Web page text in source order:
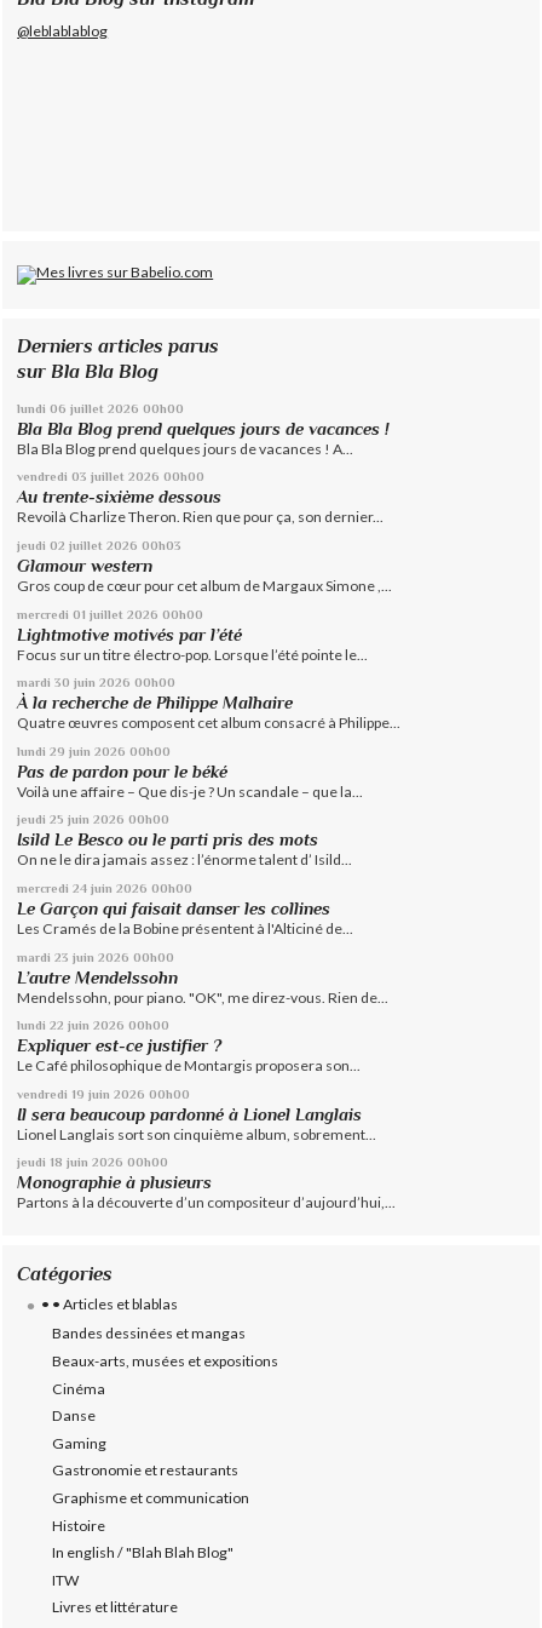
@leblablablog
Derniers articles parus
sur Bla Bla Blog
lundi 06 juillet 2026 00h00
Bla Bla Blog prend quelques jours de vacances !
Bla Bla Blog prend quelques jours de vacances ! A...
vendredi 03 juillet 2026 00h00
Au trente-sixième dessous
Revoilà Charlize Theron. Rien que pour ça, son dernier...
jeudi 02 juillet 2026 00h03
Glamour western
Gros coup de cœur pour cet album de Margaux Simone ,...
mercredi 01 juillet 2026 00h00
Lightmotive motivés par l’été
Focus sur un titre électro-pop. Lorsque l’été pointe le...
mardi 30 juin 2026 00h00
À la recherche de Philippe Malhaire
Quatre œuvres composent cet album consacré à Philippe...
lundi 29 juin 2026 00h00
Pas de pardon pour le béké
Voilà une affaire – Que dis-je ? Un scandale – que la...
jeudi 25 juin 2026 00h00
Isild Le Besco ou le parti pris des mots
On ne le dira jamais assez : l’énorme talent d’ Isild...
mercredi 24 juin 2026 00h00
Le Garçon qui faisait danser les collines
Les Cramés de la Bobine présentent à l'Alticiné de...
mardi 23 juin 2026 00h00
L’autre Mendelssohn
Mendelssohn, pour piano. "OK", me direz-vous. Rien de...
lundi 22 juin 2026 00h00
Expliquer est-ce justifier ?
Le Café philosophique de Montargis proposera son...
vendredi 19 juin 2026 00h00
Il sera beaucoup pardonné à Lionel Langlais
Lionel Langlais sort son cinquième album, sobrement...
jeudi 18 juin 2026 00h00
Monographie à plusieurs
Partons à la découverte d’un compositeur d’aujourd’hui,...
Catégories
• • Articles et blablas
Bandes dessinées et mangas
Beaux-arts, musées et expositions
Cinéma
Danse
Gaming
Gastronomie et restaurants
Graphisme et communication
Histoire
In english / "Blah Blah Blog"
ITW
Livres et littérature